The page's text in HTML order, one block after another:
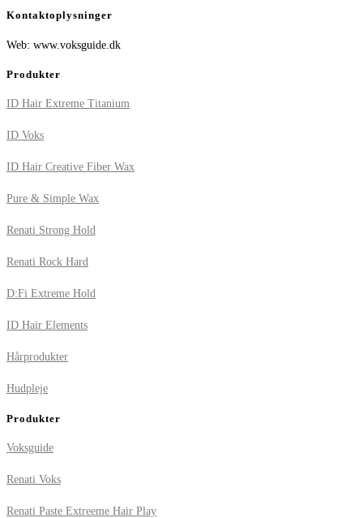
Kontaktoplysninger
Web: www.voksguide.dk
Produkter
ID Hair Extreme Titanium
ID Voks
ID Hair Creative Fiber Wax
Pure & Simple Wax
Renati Strong Hold
Renati Rock Hard
D:Fi Extreme Hold
ID Hair Elements
Hårprodukter
Hudpleje
Produkter
Voksguide
Renati Voks
Renati Paste Extreeme Hair Play